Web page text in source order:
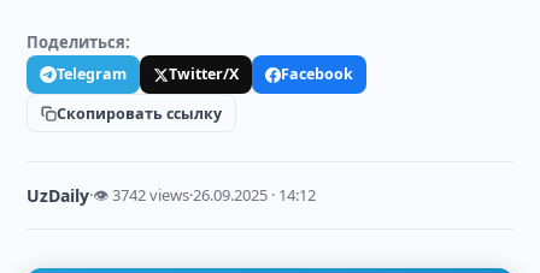
Поделиться:
Telegram Twitter/X
Facebook
Скопировать ссылку
UzDaily·👁 3742 views·26.09.2025 · 14:12